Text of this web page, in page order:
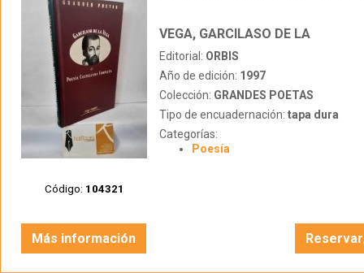
Código: 104321
VEGA, GARCILASO DE LA
Editorial: ORBIS
Año de edición: 1997
Colección: GRANDES POETAS
Tipo de encuadernación: tapa dura
Categorías:
Poesía
Más información